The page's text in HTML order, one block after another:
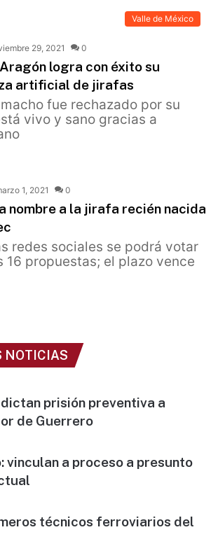
Valle de México
29, 2021 0
logra con éxito su
artificial de jirafas
fue rechazado por su
vivo y sano gracias a
1, 2021 0
nombre a la jirafa recién nacida
redes sociales se podrá votar
16 propuestas; el plazo vence
NOTICIAS
prisión preventiva a
de Guerrero
vinculan a proceso a presunto
técnicos ferroviarios del